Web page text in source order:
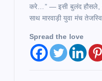
करे…” — इसी बुलंद हौसले,
साथ मारवाड़ी युवा मंच
Spread the love